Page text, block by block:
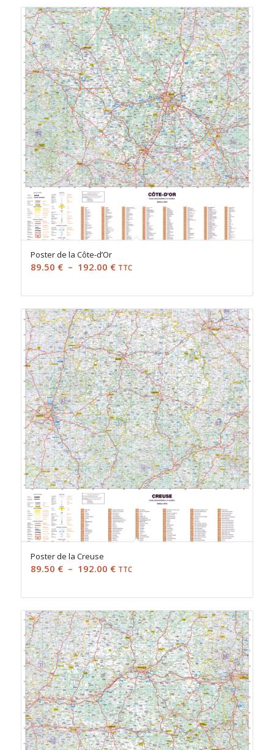
89.50 €
à
192.00 €
Poster de la Côte-d’Or
89.50 € – 192.00 €Plage
prix :
89.50 €
à
192.00 €
TTC
Poster de la Creuse
89.50 € – 192.00 €Plage
prix :
89.50 €
à
192.00 €
TTC